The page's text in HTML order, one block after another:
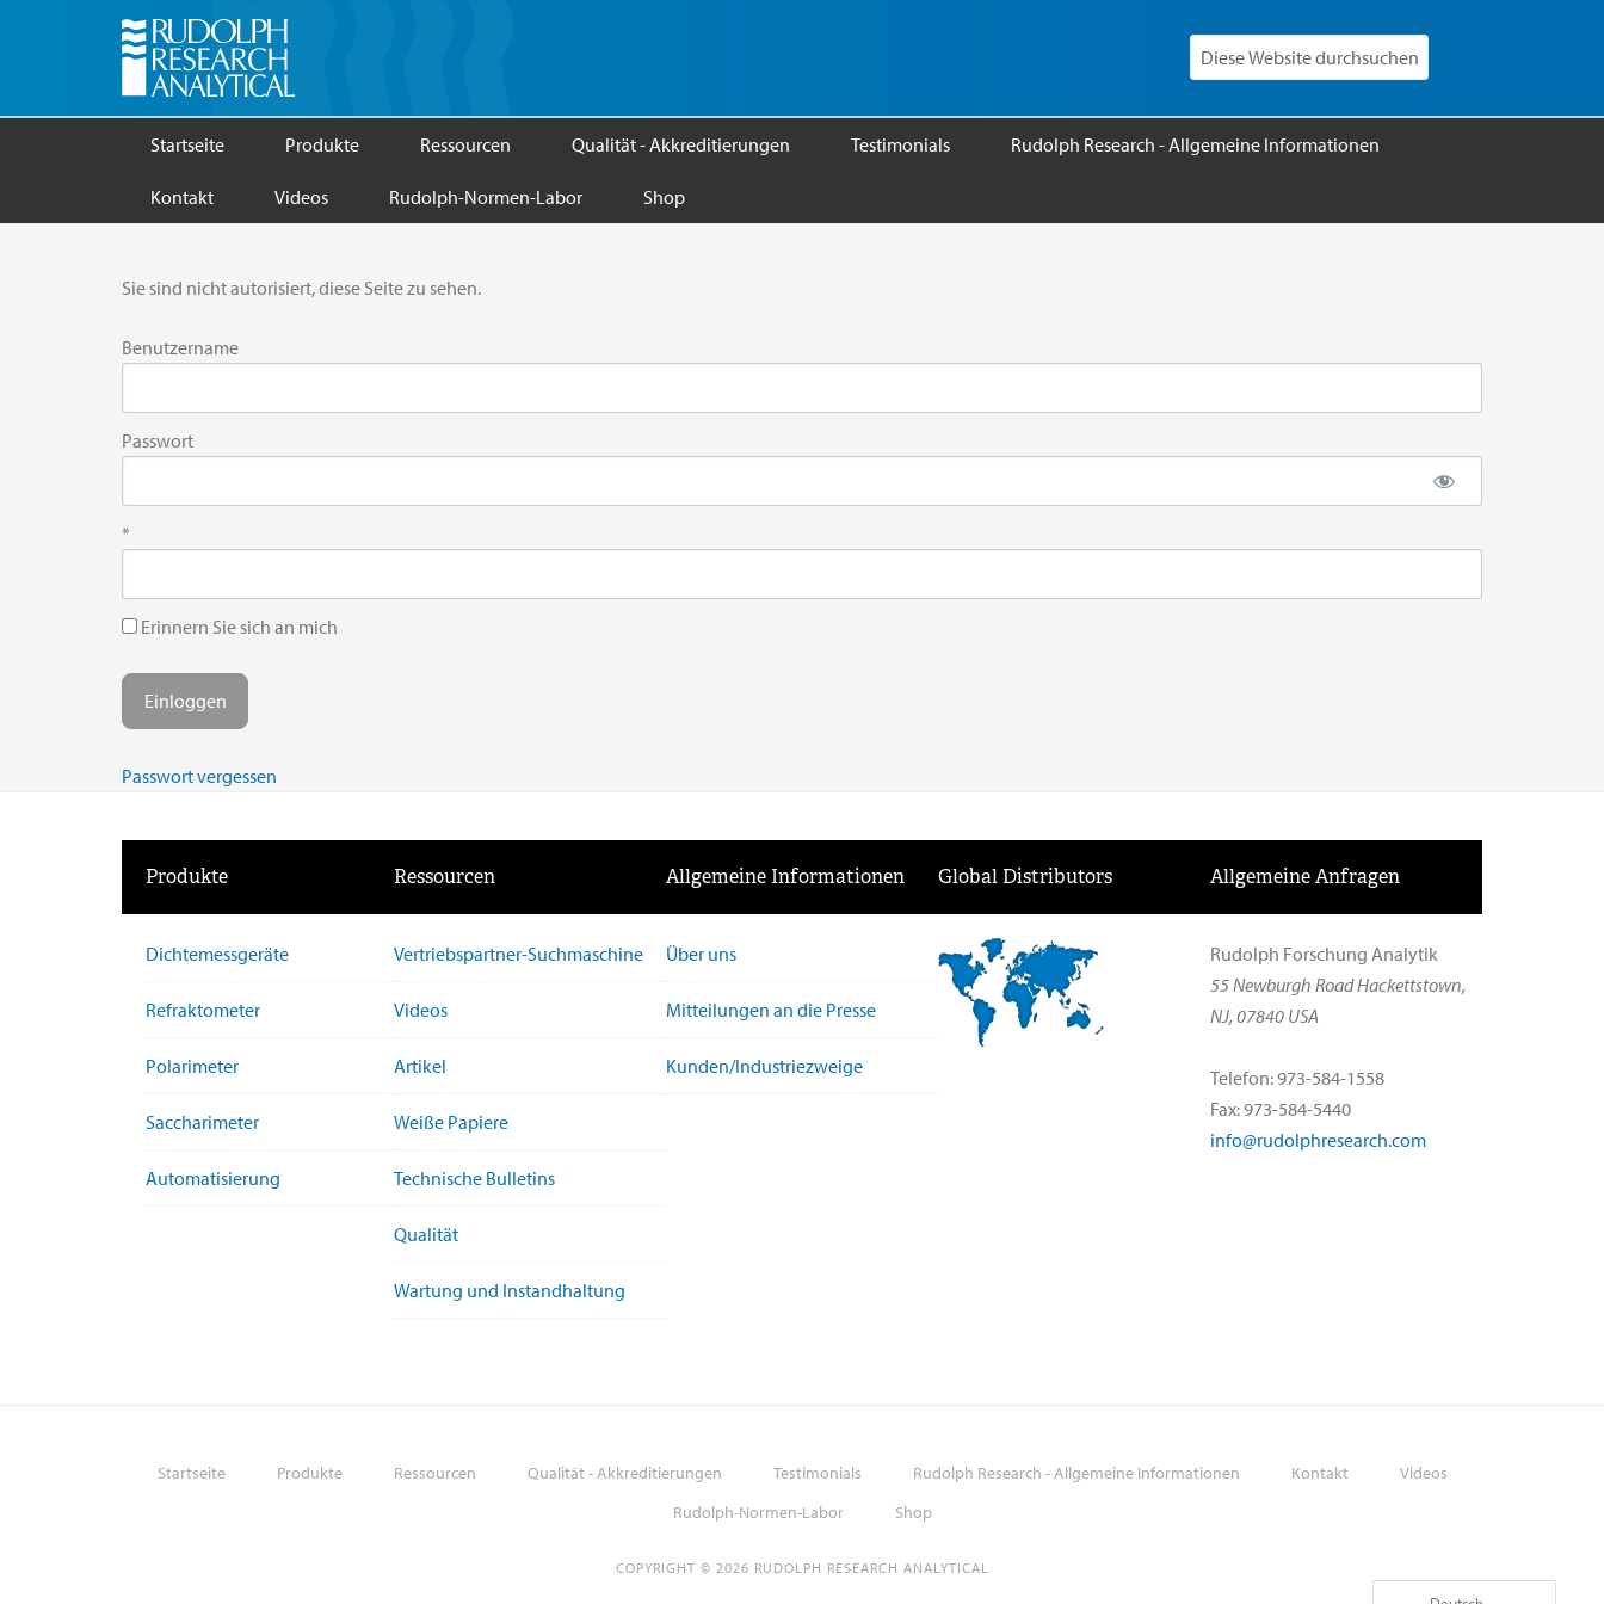
Startseite Produkte Ressourcen Qualität - Akkreditierungen Testimonials Rudolph Research - Allgemeine Informationen
Kontakt Videos Rudolph-Normen-Labor Shop
Sie sind nicht autorisiert, diese Seite zu sehen.
Benutzername
Passwort
*
Erinnern Sie sich an mich
Passwort vergessen
Produkte
Dichtemessgeräte
Refraktometer
Polarimeter
Saccharimeter
Automatisierung
Ressourcen
Vertriebspartner-Suchmaschine
Videos
Artikel
Weiße Papiere
Technische Bulletins
Qualität
Wartung und Instandhaltung
Allgemeine Informationen
Über uns
Mitteilungen an die Presse
Kunden/Industriezweige
Global Distributors Allgemeine Anfragen
Rudolph Forschung Analytik
55 Newburgh Road Hackettstown,
NJ, 07840 USA
Telefon: 973-584-1558
Fax: 973-584-5440
info@rudolphresearch.com
Startseite Produkte Ressourcen Qualität - Akkreditierungen Testimonials Rudolph Research - Allgemeine Informationen Kontakt
Videos
Rudolph-Normen-Labor
Shop
COPYRIGHT © 2026 RUDOLPH RESEARCH ANALYTICAL